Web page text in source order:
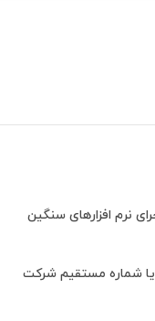
نرم افزارهای سنگین
یا شماره مستقیم شرکت